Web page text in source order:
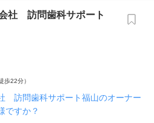
社 訪問歯科サポート
歩22分）
訪問歯科サポート福山のオーナー
ですか？